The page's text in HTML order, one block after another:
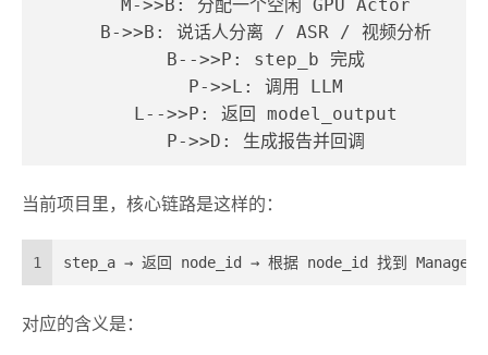
    M->>B: 分配一个空闲 GPU Actor
    B->>B: 说话人分离 / ASR / 视频分析
    B-->>P: step_b 完成
    P->>L: 调用 LLM
    L-->>P: 返回 model_output
    P->>D: 生成报告并回调
当前项目里，核心链路是这样的：
1 step_a → 返回 node_id → 根据 node_id 找到
对应的含义是：